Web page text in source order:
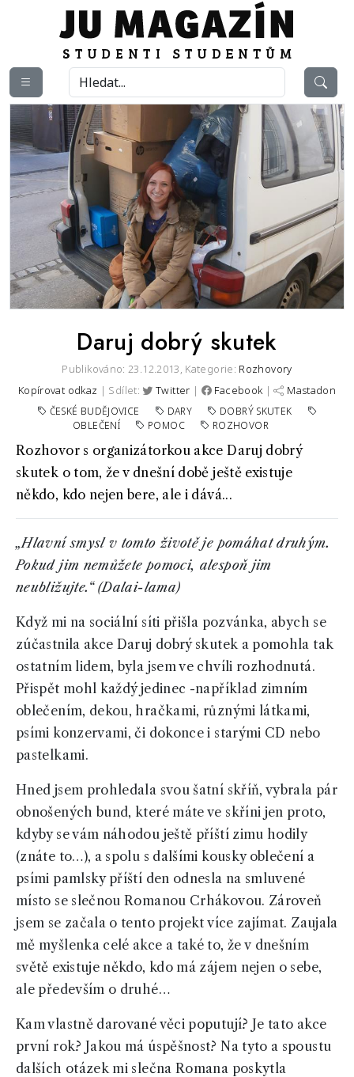
Daruj dobrý skutek
Publikováno: 23.12.2013, Kategorie: Rozhovory
Kopírovat odkaz | Sdílet: Twitter | Facebook | Mastadon
ČESKÉ BUDĚJOVICE DARY
DOBRÝ SKUTEK
OBLEČENÍ
POMOC ROZHOVOR
Rozhovor s organizátorkou akce Daruj dobrý
skutek o tom, že v dnešní době ještě existuje
někdo, kdo nejen bere, ale i dává...
„Hlavní smysl v tomto životě je pomáhat druhým.
Pokud jim nemůžete pomoci, alespoň jim
neubližujte.“ (Dalai-lama)
Když mi na sociální síti přišla pozvánka, abych se
zúčastnila akce Daruj dobrý skutek a pomohla tak
ostatním lidem, byla jsem ve chvíli rozhodnutá.
Přispět mohl každý jedinec -například zimním
oblečením, dekou, hračkami, různými látkami,
psími konzervami, či dokonce i starými CD nebo
pastelkami.
Hned jsem prohledala svou šatní skříň, vybrala pár
obnošených bund, které máte ve skříni jen proto,
kdyby se vám náhodou ještě příští zimu hodily
(znáte to…), a spolu s dalšími kousky oblečení a
psími pamlsky příští den odnesla na smluvené
místo se slečnou Romanou Crhákovou. Zároveň
jsem se začala o tento projekt více zajímat. Zaujala
mě myšlenka celé akce a také to, že v dnešním
světě existuje někdo, kdo má zájem nejen o sebe,
ale především o druhé…
Kam vlastně darované věci poputují? Je tato akce
první rok? Jakou má úspěšnost? Na tyto a spoustu
dalších otázek mi slečna Romana poskytla